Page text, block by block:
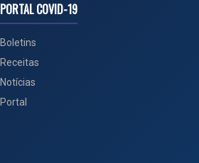
PORTAL COVID-19
Boletins
Receitas
Notícias
Portal